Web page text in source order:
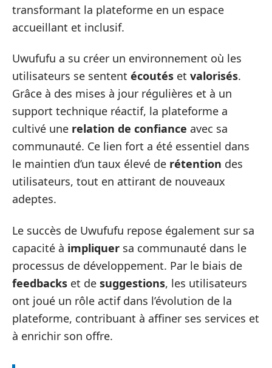
transformant la plateforme en un espace
accueillant et inclusif.
Uwufufu a su créer un environnement où les
utilisateurs se sentent écoutés et valorisés.
Grâce à des mises à jour régulières et à un
support technique réactif, la plateforme a
cultivé une relation de confiance avec sa
communauté. Ce lien fort a été essentiel dans
le maintien d’un taux élevé de rétention des
utilisateurs, tout en attirant de nouveaux
adeptes.
Le succès de Uwufufu repose également sur sa
capacité à impliquer sa communauté dans le
processus de développement. Par le biais de
feedbacks et de suggestions, les utilisateurs
ont joué un rôle actif dans l’évolution de la
plateforme, contribuant à affiner ses services et
à enrichir son offre.